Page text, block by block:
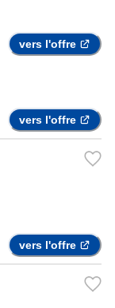
vers l'offre
vers l'offre
vers l'offre